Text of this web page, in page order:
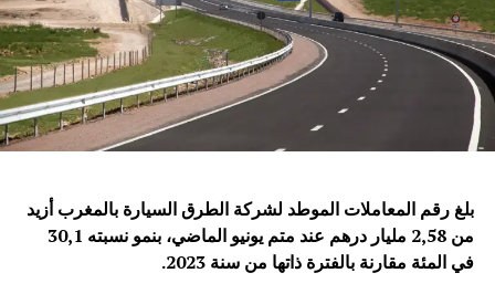
بلغ رقم المعاملات الموطد لشركة الطرق السيارة بالمغرب أزيد
من 2,58 مليار درهم عند متم يونيو الماضي، بنمو نسبته 30,1
في المئة مقارنة بالفترة ذاتها من سنة 2023
.